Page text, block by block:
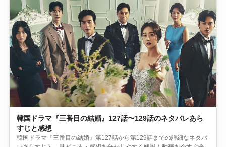
韓国ドラマ『三番目の結婚』127話〜129話のネタバレあら
すじと感想
韓国ドラマ『三番目の結婚』第127話から第129話までの詳細なネタバ